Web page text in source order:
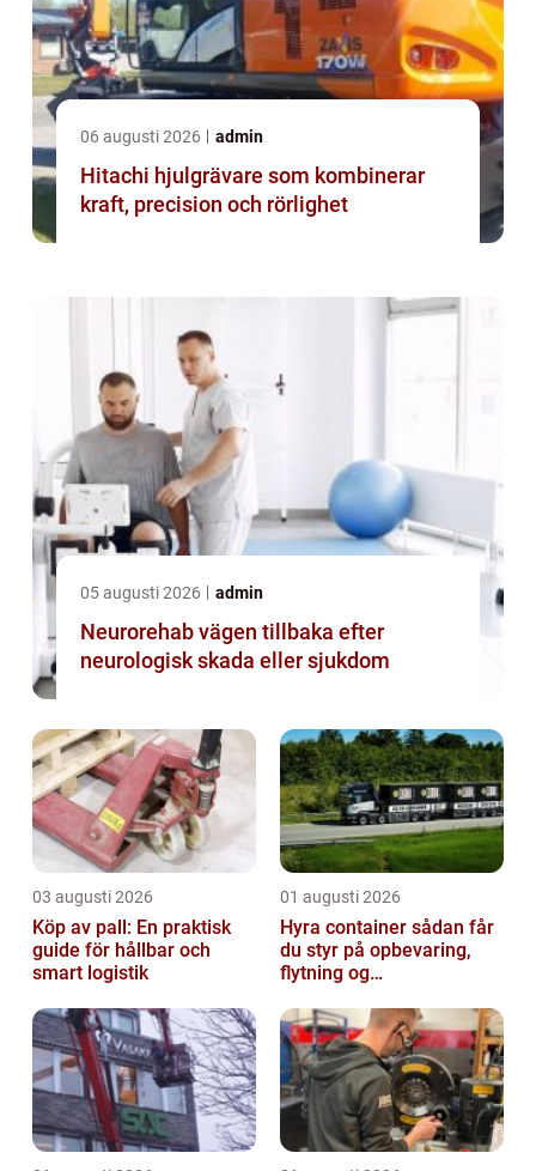
06 augusti 2026 admin
Hitachi hjulgrävare som kombinerar
kraft, precision och rörlighet
05 augusti 2026 admin
Neurorehab vägen tillbaka efter
neurologisk skada eller sjukdom
03 augusti 2026
Köp av pall: En praktisk
guide för hållbar och
smart logistik
01 augusti 2026
Hyra container sådan får
du styr på opbevaring,
flytning og